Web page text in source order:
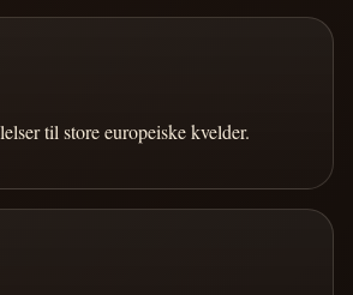
til store europeiske kvelder.